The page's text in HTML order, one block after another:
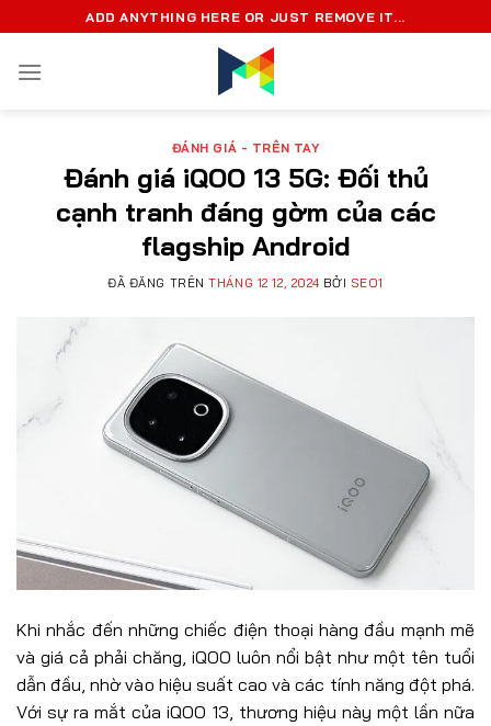
nội
ADD ANYTHING HERE OR JUST REMOVE IT...
ĐÁNH GIÁ - TRÊN TAY
Đánh giá iQOO 13 5G: Đối thủ
cạnh tranh đáng gờm của các
flagship Android
ĐÃ ĐĂNG TRÊNTHÁNG 12 12, 2024 BỞI SEO1
Khi nhắc đến những chiếc điện thoại hàng đầu mạnh mẽ
và giá cả phải chăng, iQOO luôn nổi bật như một tên tuổi
dẫn đầu, nhờ vào hiệu suất cao và các tính năng đột phá.
Với sự ra mắt của iQOO 13, thương hiệu này một lần nữa